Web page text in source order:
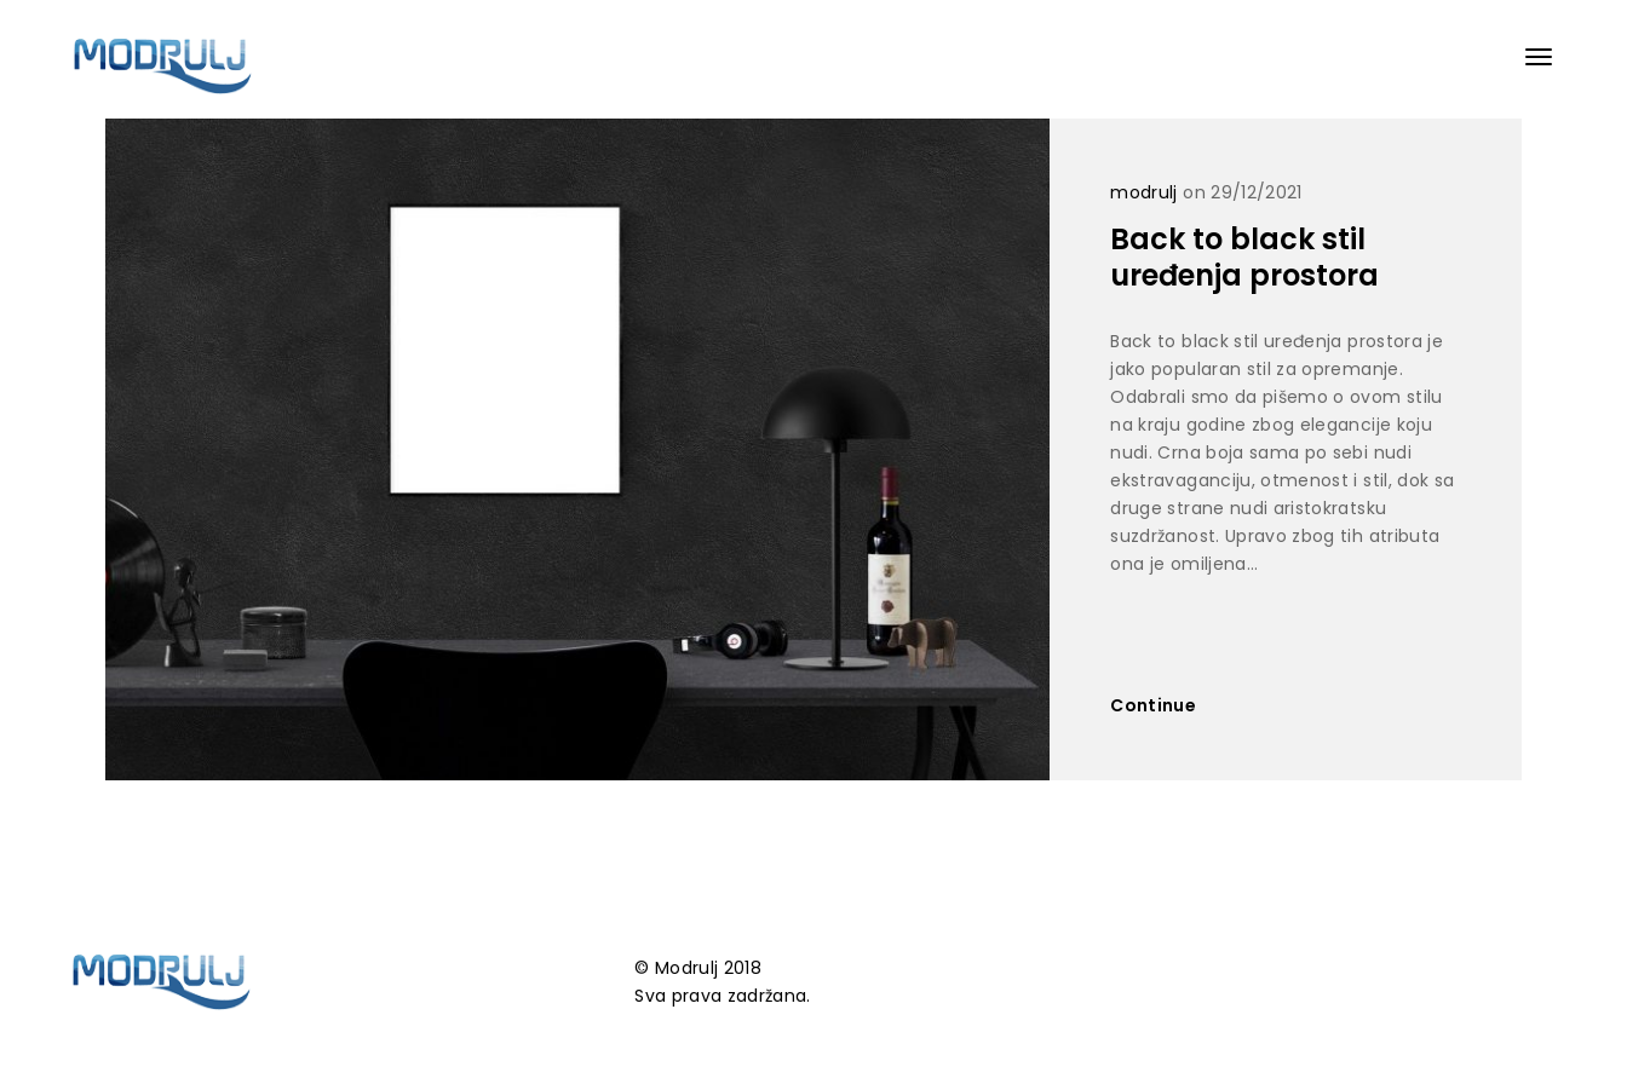
modrulj on 29/12/2021
Back to black stil
uređenja prostora
Back to black stil uređenja prostora je
jako popularan stil za opremanje.
Odabrali smo da pišemo o ovom stilu
na kraju godine zbog elegancije koju
nudi. Crna boja sama po sebi nudi
ekstravaganciju, otmenost i stil, dok sa
druge strane nudi aristokratsku
suzdržanost. Upravo zbog tih atributa
ona je omiljena...
Continue
© Modrulj 2018
Sva prava zadržana.